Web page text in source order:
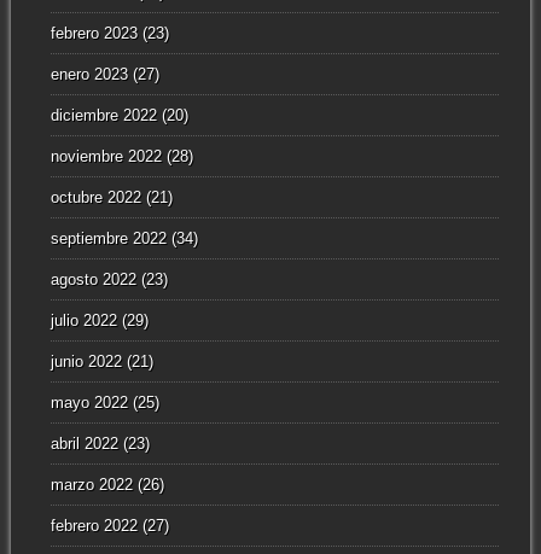
febrero 2023(23)
enero 2023(27)
diciembre 2022(20)
noviembre 2022(28)
octubre 2022(21)
septiembre 2022(34)
agosto 2022(23)
julio 2022(29)
junio 2022(21)
mayo 2022(25)
abril 2022(23)
marzo 2022(26)
febrero 2022(27)